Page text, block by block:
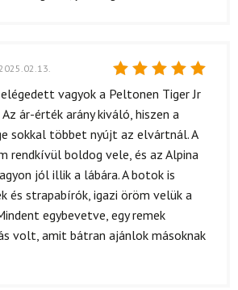
5
Értékelés:
vagyok a Peltonen Tiger Jr
ár-érték arány kiváló, hiszen a
sokkal többet nyújt az elvártnál. A
rendkívül boldog vele, és az Alpina
jól illik a lábára. A botok is
és strapabírók, igazi öröm velük a
egybevetve, egy remek
volt, amit bátran ajánlok másoknak